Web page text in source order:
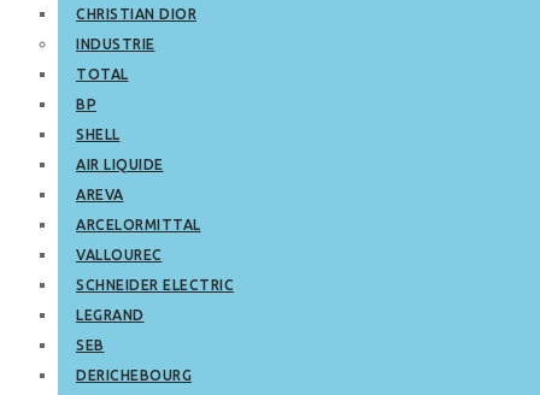
CHRISTIAN DIOR
INDUSTRIE
TOTAL
BP
SHELL
AIR LIQUIDE
AREVA
ARCELORMITTAL
VALLOUREC
SCHNEIDER ELECTRIC
LEGRAND
SEB
DERICHEBOURG